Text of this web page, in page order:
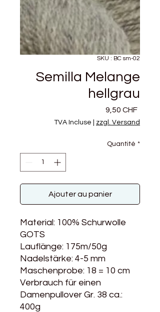
SKU : BC sm-02
Semilla Melange
hellgrau
9,50 CHFPrix
TVA Incluse zzgl. Versand
Quantité *
Ajouter au panier
Material: 100% Schurwolle
GOTS
Lauflänge: 175m/50g
Nadelstärke: 4-5 mm
Maschenprobe: 18 = 10 cm
Verbrauch für einen
Damenpullover Gr. 38 ca.:
400g